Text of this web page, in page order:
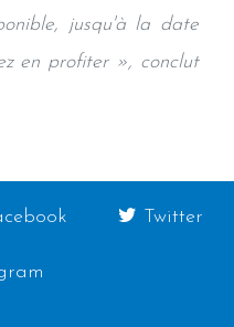
jusqu'à la date
en profiter », conclut
Twitter